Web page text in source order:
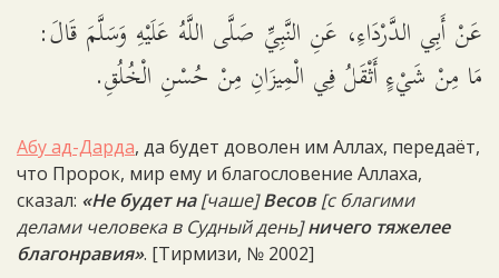
عَنْ أَبِي الدَّرْدَاءِ، عَنِ النَّبِيِّ صَلَّى اللَّهُ عَلَيْهِ وَسَلَّمَ قَالَ:
مَا مِنْ شَيْءٍ أَثْقَلُ فِي الْمِيزَانِ مِنْ حُسْنِ الْخُلُقِ.
Абу ад-Дарда, да будет доволен им Аллах, передаёт,
что Пророк, мир ему и благословение Аллаха,
сказал: «Не будет на[чаше]Весов[с благими
делами человека в Судный день]ничего тяжелее
благонравия». [Тирмизи, № 2002]